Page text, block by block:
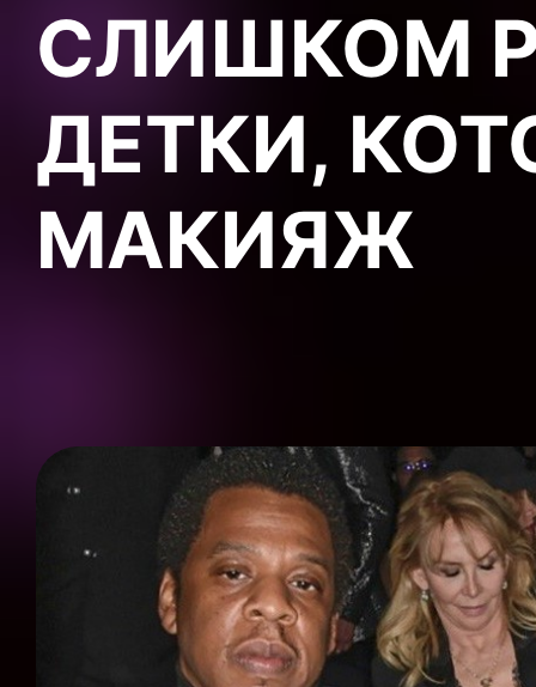
СЛИШКОМ
ДЕТКИ,
МАКИЯЖ